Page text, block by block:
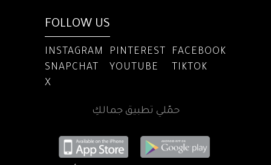
FOLLOW US
INSTAGRAM PINTEREST
FACEBOOK
SNAPCHAT
YOUTUBE
TIKTOK
X
حمّلي تطبيق جمالكِ